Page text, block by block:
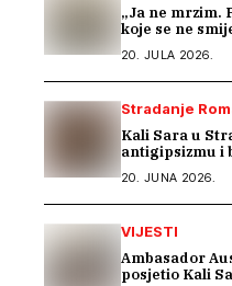
„Ja ne mrzim.
koje se ne
20. JULA 2026.
Stradanje
Kali Sara u
antigipsizmu i
20. JUNA 2026.
VIJESTI
Ambasador
posjetio Kali